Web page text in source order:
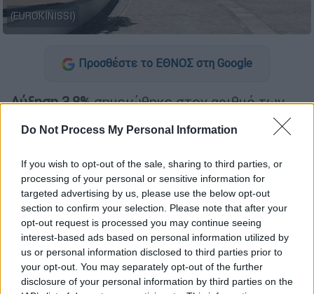
Do Not Process My Personal Information
If you wish to opt-out of the sale, sharing to third parties, or
processing of your personal or sensitive information for
targeted advertising by us, please use the below opt-out
section to confirm your selection. Please note that after your
opt-out request is processed you may continue seeing
interest-based ads based on personal information utilized by
us or personal information disclosed to third parties prior to
your opt-out. You may separately opt-out of the further
disclosure of your personal information by third parties on the
(EUROKINISSI)
Προσθέστε το ΕΘΝΟΣ στη Google
Αύξηση 3,8%σημειώθηκε στον αριθμό των
Μάρτιο εφέτος σε σύγκριση με τον
αντίστοιχο μήνα του
2024
, ενώ υπήρξε και
αύξηση των επισκεπτών ελεύθερης εισόδου
κατά 29,3% και των εισπράξεων κατά 126,6%
(λόγω αλλαγής τιμολογιακής πολιτικής).
ΔΙΑΒΑΣΤΕ ΕΠΙΣΗΣ
Ελλάδα|15.07.2025 16:46